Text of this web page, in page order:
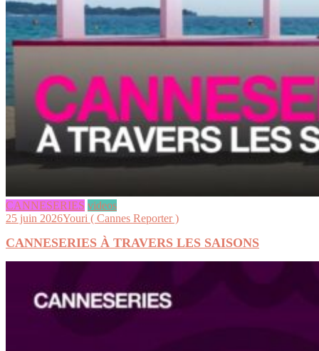
CANNESERIES videos
25 juin 2026Youri ( Cannes Reporter )
CANNESERIES À TRAVERS LES SAISONS